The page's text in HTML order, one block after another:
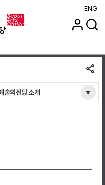
ENG
술의전당 소개